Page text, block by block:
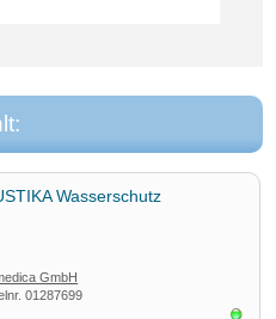
Wasserschutz
GmbH
01287699